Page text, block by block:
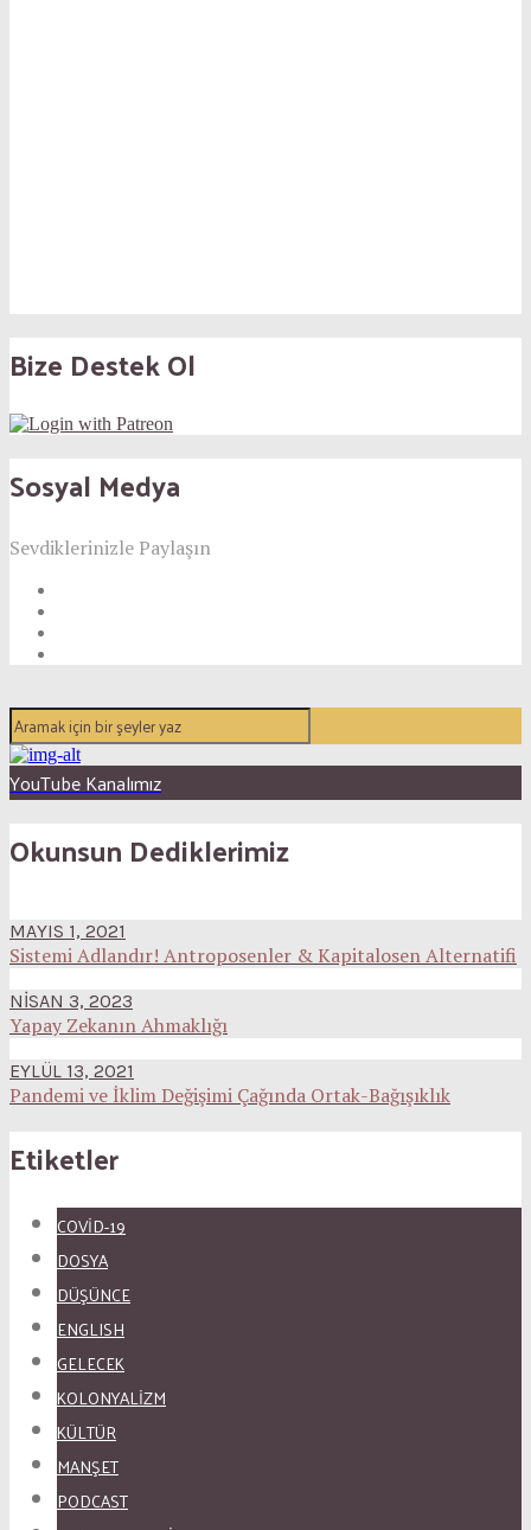
Bize Destek Ol
Sosyal Medya
Sevdiklerinizle Paylaşın
YouTube Kanalımız
Okunsun Dediklerimiz
MAYIS 1, 2021
Sistemi Adlandır! Antroposenler & Kapitalosen Alternatifi
NISAN 3, 2023
Yapay Zekanın Ahmaklığı
EYLÜL 13, 2021
Pandemi ve İklim Değişimi Çağında Ortak-Bağışıklık
Etiketler
COVID-19
DOSYA
DÜŞÜNCE
ENGLISH
GELECEK
KOLONYALİZM
KÜLTÜR
MANŞET
PODCAST